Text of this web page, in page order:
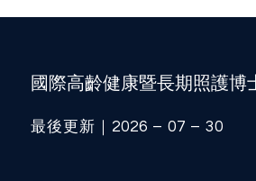
國際高齡健康暨長期照護博
最後更新｜2026 – 07 – 30